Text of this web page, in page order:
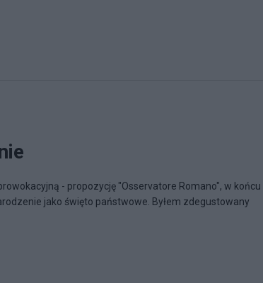
- propozycję "Osservatore Romano", w końcu
jako święto państwowe. Byłem zdegustowany